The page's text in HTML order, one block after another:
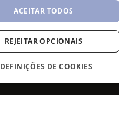
ACEITAR TODOS
REJEITAR OPCIONAIS
DEFINIÇÕES DE COOKIES